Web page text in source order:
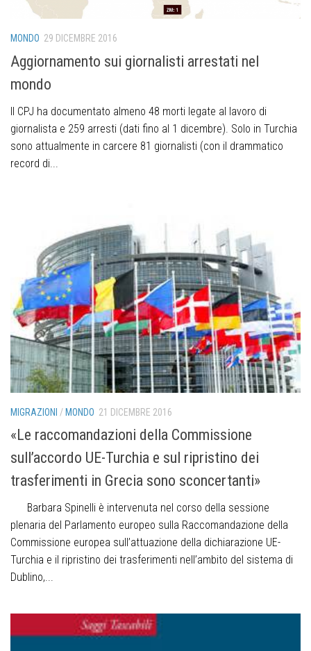
MONDO 29 DICEMBRE 2016
Aggiornamento sui giornalisti arrestati nel
mondo
Il CPJ ha documentato almeno 48 morti legate al lavoro di
giornalista e 259 arresti (dati fino al 1 dicembre). Solo in Turchia
sono attualmente in carcere 81 giornalisti (con il drammatico
record di...
MIGRAZIONI / MONDO 21 DICEMBRE 2016
«Le raccomandazioni della Commissione
sull’accordo UE-Turchia e sul ripristino dei
trasferimenti in Grecia sono sconcertanti»
Barbara Spinelli è intervenuta nel corso della sessione
plenaria del Parlamento europeo sulla Raccomandazione della
Commissione europea sull’attuazione della dichiarazione UE-
Turchia e il ripristino dei trasferimenti nell’ambito del sistema di
Dublino,...